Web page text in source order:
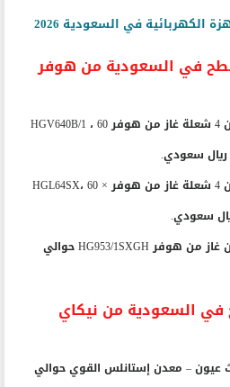
الكهربائية في السعودية 2026
في السعودية من هوفر
يبلغ سعر بوتجاز مسطح بلت ان 4 شعلة غاز من هوفر HGV640B/1 ، 60
يبلغ سعر بوتجاز مسطح بلت ان 4 شعلة غاز من هوفر HGL64SX، 60 ×
يبلغ سعر بوتجاز مسطح بلت ان غاز من هوفر HG953/1SXGH حوالي
في السعودية من نيكاي
عيون – معدن إستانلس القوي حوالي